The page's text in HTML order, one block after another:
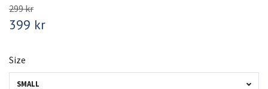
299 kr
399 kr
Size
SMALL